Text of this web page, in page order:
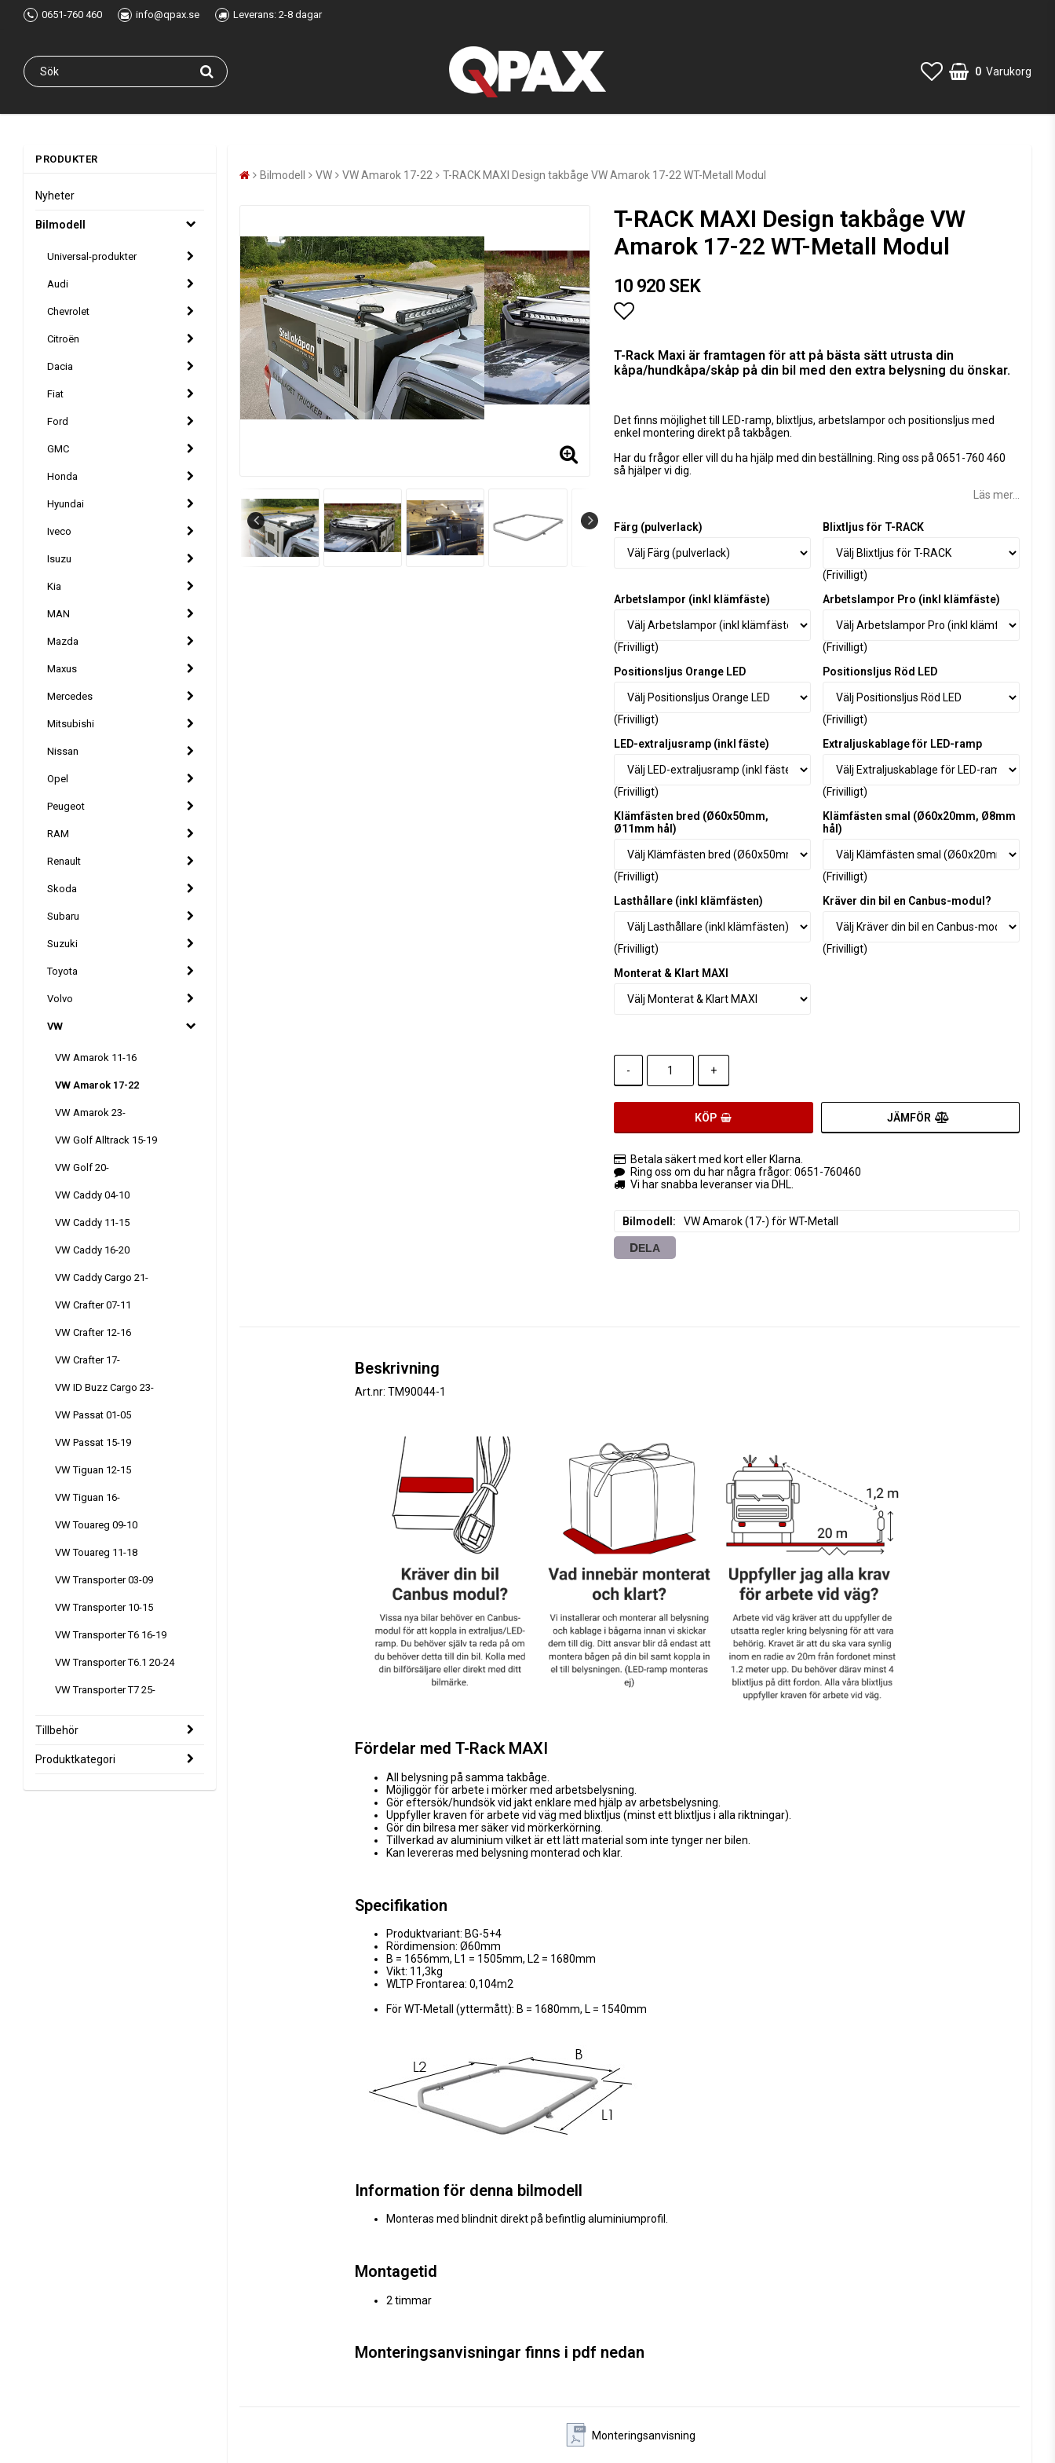
0651-760 460 info@qpax.se Leverans: 2-8 dagar
0 Varukorg
PRODUKTER
Nyheter
Bilmodell
Universal-produkter
Audi
Chevrolet
Citroën
Dacia
Fiat
Ford
GMC
Honda
Hyundai
Iveco
Isuzu
Kia
MAN
Mazda
Maxus
Mercedes
Mitsubishi
Nissan
Opel
Peugeot
RAM
Renault
Skoda
Subaru
Suzuki
Toyota
Volvo
VW
VW Amarok 11-16
VW Amarok 17-22
VW Amarok 23-
VW Golf Alltrack 15-19
VW Golf 20-
VW Caddy 04-10
VW Caddy 11-15
VW Caddy 16-20
VW Caddy Cargo 21-
VW Crafter 07-11
VW Crafter 12-16
VW Crafter 17-
VW ID Buzz Cargo 23-
VW Passat 01-05
VW Passat 15-19
VW Tiguan 12-15
VW Tiguan 16-
VW Touareg 09-10
VW Touareg 11-18
VW Transporter 03-09
VW Transporter 10-15
VW Transporter T6 16-19
VW Transporter T6.1 20-24
VW Transporter T7 25-
Tillbehör
Produktkategori
Bilmodell VW VW Amarok 17-22 T-RACK MAXI Design takbåge VW Amarok 17-22 WT-Metall Modul
T-RACK MAXI Design takbåge VW
Amarok 17-22 WT-Metall Modul
10 920 SEK
T-Rack Maxi är framtagen för att på bästa sätt utrusta din
kåpa/hundkåpa/skåp på din bil med den extra belysning du önskar.
Det finns möjlighet till LED-ramp, blixtljus, arbetslampor och positionsljus med
enkel montering direkt på takbågen.
Har du frågor eller vill du ha hjälp med din beställning. Ring oss på 0651-760 460
så hjälper vi dig.
Läs mer...
Färg (pulverlack) Blixtljus för T-RACK
(Frivilligt)
Arbetslampor (inkl klämfäste)
(Frivilligt)
Arbetslampor Pro (inkl klämfäste)
(Frivilligt)
Positionsljus Orange LED
(Frivilligt)
Positionsljus Röd LED
(Frivilligt)
LED-extraljusramp (inkl fäste)
(Frivilligt)
Extraljuskablage för LED-ramp
(Frivilligt)
Klämfästen bred (Ø60x50mm,
Ø11mm hål)
(Frivilligt)
Klämfästen smal (Ø60x20mm, Ø8mm
hål)
(Frivilligt)
Lasthållare (inkl klämfästen)
(Frivilligt)
Kräver din bil en Canbus-modul?
(Frivilligt)
Monterat & Klart MAXI
- +
KÖP JÄMFÖR
Betala säkert med kort eller Klarna.
Ring oss om du har några frågor: 0651-760460
Vi har snabba leveranser via DHL.
Bilmodell VW Amarok (17-) för WT-Metall
DELA
Beskrivning
Art.nr: TM90044-1
Fördelar med T-Rack MAXI
All belysning på samma takbåge.
Möjliggör för arbete i mörker med arbetsbelysning.
Gör eftersök/hundsök vid jakt enklare med hjälp av arbetsbelysning.
Uppfyller kraven för arbete vid väg med blixtljus (minst ett blixtljus i alla riktningar).
Gör din bilresa mer säker vid mörkerkörning.
Tillverkad av aluminium vilket är ett lätt material som inte tynger ner bilen.
Kan levereras med belysning monterad och klar.
Specifikation
Produktvariant: BG-5+4
Rördimension: Ø60mm
B = 1656mm, L1 = 1505mm, L2 = 1680mm
Vikt: 11,3kg
WLTP Frontarea: 0,104m2
För WT-Metall (yttermått): B = 1680mm, L = 1540mm
Information för denna bilmodell
Monteras med blindnit direkt på befintlig aluminiumprofil.
Montagetid
2 timmar
Monteringsanvisningar finns i pdf nedan
Monteringsanvisning